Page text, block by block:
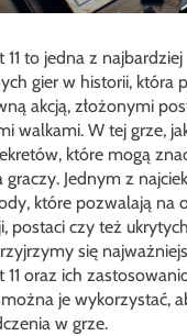
to jedna z najbardziej
gier w historii, która
akcją, złożonymi
walkami. W tej grze,
które mogą
Jednym z
które pozwalają na
postaci czy też
się
oraz ich
je wykorzystać,
w grze.